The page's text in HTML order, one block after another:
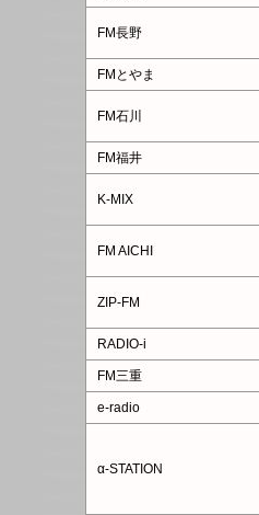
FM長野
FMとやま
FM石川
FM福井
K-MIX
FM AICHI
ZIP-FM
RADIO-i
FM三重
e-radio
α-STATION